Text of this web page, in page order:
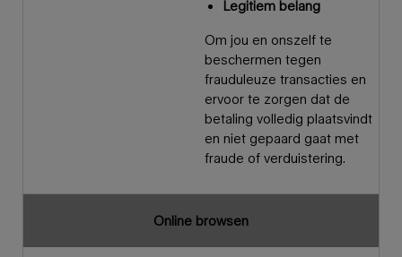
Legitiem belang
Om jou en onszelf te
beschermen tegen
frauduleuze transacties en
ervoor te zorgen dat de
betaling volledig plaatsvindt
en niet gepaard gaat met
fraude of verduistering.
Online browsen